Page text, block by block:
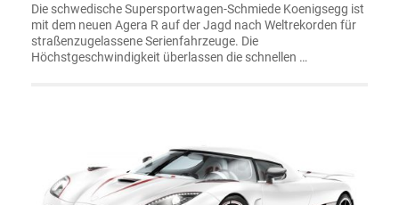
Die schwedische Supersportwagen-Schmiede Koenigsegg ist
mit dem neuen Agera R auf der Jagd nach Weltrekorden für
straßenzugelassene Serienfahrzeuge. Die
Höchstgeschwindigkeit überlassen die schnellen …